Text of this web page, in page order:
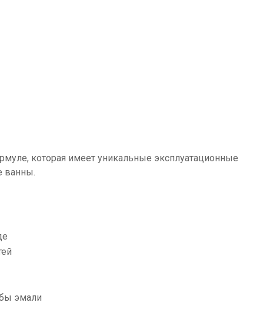
которая имеет уникальные эксплуатационные
ванны.
эмали